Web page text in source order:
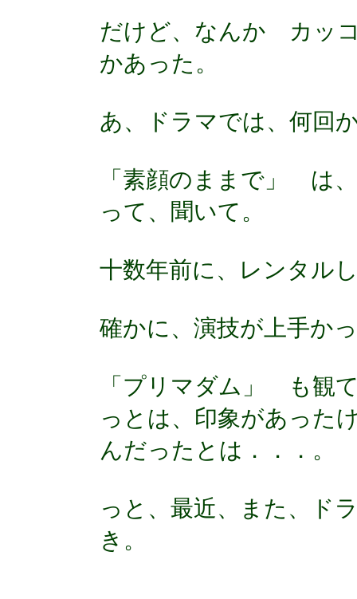
だけど、なんか カッ
かあった。
あ、ドラマでは、何回
「素顔のままで」 は
って、聞いて。
十数年前に、レンタル
確かに、演技が上手か
「プリマダム」 も観
っとは、印象があった
んだったとは．．．。
っと、最近、また、ド
き。